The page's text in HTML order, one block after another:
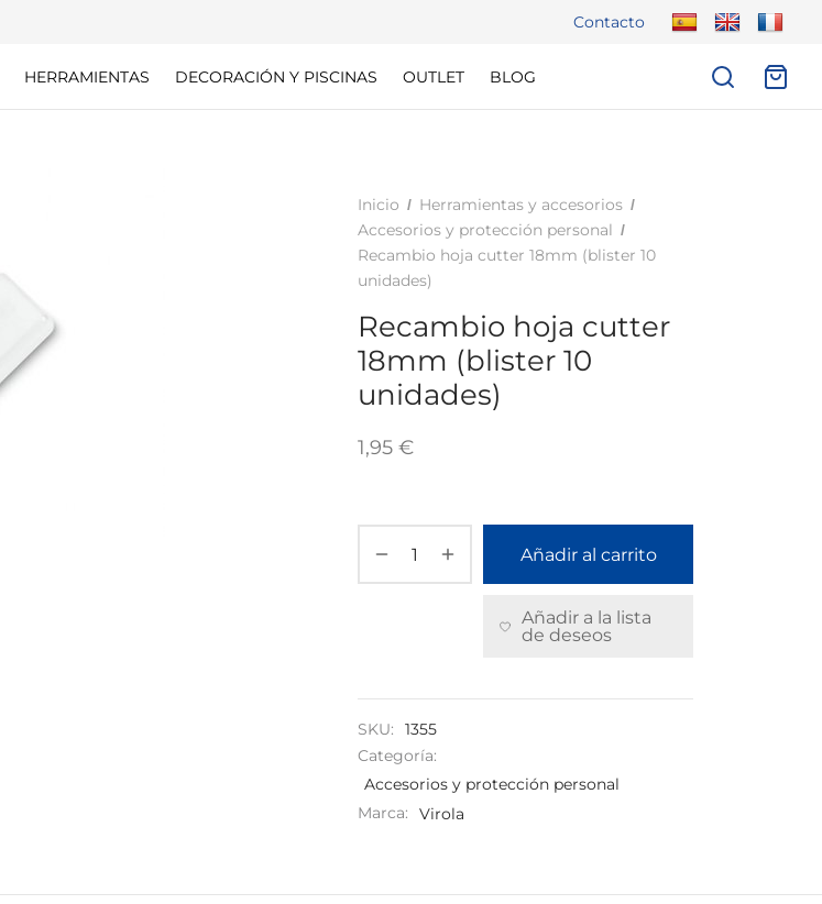
Contacto
HERRAMIENTAS DECORACIÓN Y PISCINAS OUTLET BLOG
Inicio / Herramientas y accesorios /
Accesorios y protección personal /
Recambio hoja cutter 18mm (blister 10
unidades)
Recambio hoja cutter
18mm (blister 10
unidades)
1,95 €
Añadir al carrito
Añadir a la lista
de deseos
SKU:
1355
Categoría:
Accesorios y protección personal
Marca:
Virola